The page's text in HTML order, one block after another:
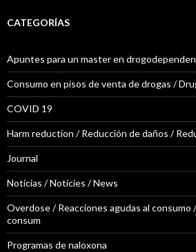
CATEGORÍAS
Apuntes para un master en
Consumo en pisos de venta de drogas /
COVID 19
Harm reduction / Reducción de daños /
Journal
Noticias / Notícies / News
Overdose / Reacciones agudas al consumo
consum
Programas de naloxona